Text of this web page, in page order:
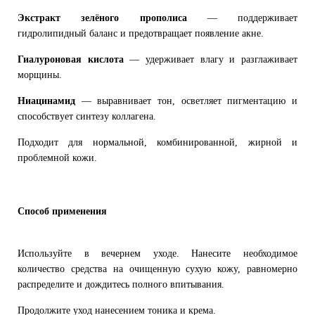
Экстракт зелёного прополиса— поддерживает
гидролипидный баланс и предотвращает появление акне.
Гиалуроновая кислота— удерживает влагу и разглаживает
морщины.
Ниацинамид — выравнивает тон, осветляет пигментацию и
способствует синтезу коллагена.
Подходит для нормальной, комбинированной, жирной и
проблемной кожи.
Способ применения
Используйте в вечернем уходе. Нанесите необходимое
количество средства на очищенную сухую кожу, равномерно
распределите и дождитесь полного впитывания.
Продолжите уход нанесением тоника и крема.